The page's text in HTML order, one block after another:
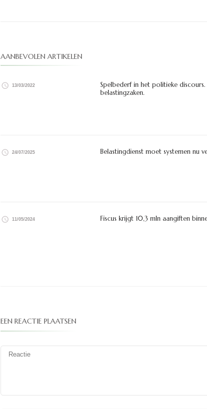
AANBEVOLEN ARTIKELEN
13/03/2022
Spelbederf in het politieke discours.
belastingzaken.
24/07/2025 Belastingdienst moet systemen nu
11/05/2024 Fiscus krijgt 10,3 mln aangiften
EEN REACTIE PLAATSEN